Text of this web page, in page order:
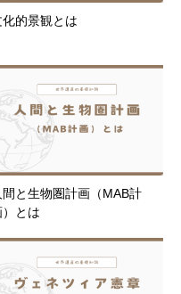
化的景観とは
間と生物圏計画（MAB計
）とは